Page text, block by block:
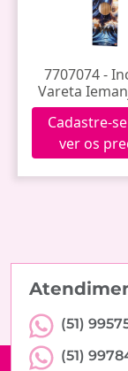
7707074 -
Vareta
Cadastre-
ver os
(51)
(51)